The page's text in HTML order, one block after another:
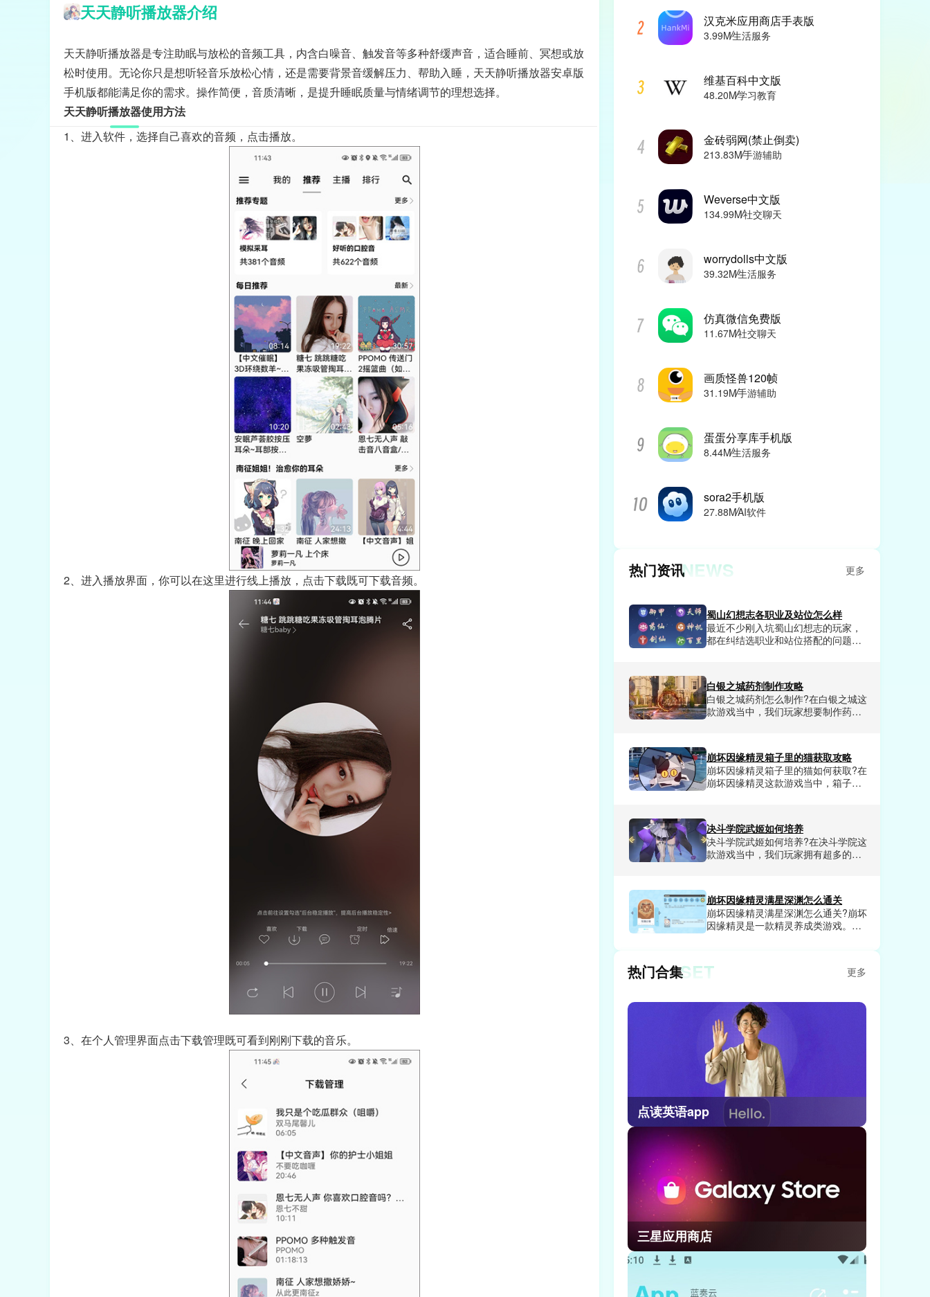
天天静听播放器介绍
天天静听播放器是专注助眠与放松的音频工具，内含白噪音、触发音等多种舒缓声音，适合睡前、冥想或放
松时使用。无论你只是想听轻音乐放松心情，还是需要背景音缓解压力、帮助入睡，天天静听播放器安卓版
手机版都能满足你的需求。操作简便，音质清晰，是提升睡眠质量与情绪调节的理想选择。
天天静听播放器使用方法
1、进入软件，选择自己喜欢的音频，点击播放。
2、进入播放界面，你可以在这里进行线上播放，点击下载既可下载音频。
3、在个人管理界面点击下载管理既可看到刚刚下载的音乐。
汉克米应用商店手表版
3.99M生活服务
维基百科中文版
48.20M学习教育
金砖弱网(禁止倒卖)
213.83M手游辅助
Weverse中文版
134.99M社交聊天
worrydolls中文版
39.32M生活服务
仿真微信免费版
11.67M社交聊天
画质怪兽120帧
31.19M手游辅助
蛋蛋分享库手机版
8.44M生活服务
sora2手机版
27.88MAI软件
热门资讯NEWS 更多
蜀山幻想志各职业及站位怎么样
最近不少刚入坑蜀山幻想志的玩家，
都在纠结选职业和站位搭配的问题，
人试了好几套搭配都没摸透核心逻
辑，都在找一套能从新手期顺畅玩到
后期的成熟方案。小编今天就来给大
白银之城药剂制作攻略
白银之城药剂怎么制作?在白银之城这
款游戏当中，我们玩家想要制作药剂
药剂制作方法教程，可以让玩家轻松
掌握制作方法技巧，需要的玩家赶紧
来小编这里了解一下。
崩坏因缘精灵箱子里的猫获取攻略
崩坏因缘精灵箱子里的猫如何获取?在
崩坏因缘精灵这款游戏当中，箱子里
解锁。不知道怎么获得的玩家具体的
方法小编这里都给大家详细介绍了，
感兴趣的小伙伴们赶紧来看看吧。
决斗学院武姬如何培养
决斗学院武姬如何培养?在决斗学院这
款游戏当中，我们玩家拥有超多的武
武姬，那么今天小编就和大家分享一
下决斗学院武姬培养技巧，帮助玩家
选到最合适自己的武姬，合理分配资
崩坏因缘精灵满星深渊怎么通关
崩坏因缘精灵满星深渊怎么通关?崩坏
因缘精灵是一款精灵养成类游戏。在
和兑换券等等，其中深渊副本算是难
通关的玩家很少，所以这里小编给大
家提供了崩坏因缘精灵满星深渊通关
攻略，不要错过了!
热门合集SET 更多
点读英语app
三星应用商店